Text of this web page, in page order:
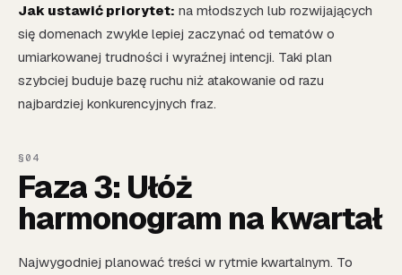
Jak ustawić priorytet: na młodszych lub rozwijających
się domenach zwykle lepiej zaczynać od tematów o
umiarkowanej trudności i wyraźnej intencji. Taki plan
szybciej buduje bazę ruchu niż atakowanie od razu
najbardziej konkurencyjnych fraz.
Faza 3: Ułóż
harmonogram na kwartał
Najwygodniej planować treści w rytmie kwartalnym. To